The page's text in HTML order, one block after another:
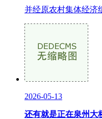
并经原农村集体经济
2026-05-13
还有就是正在泉州大